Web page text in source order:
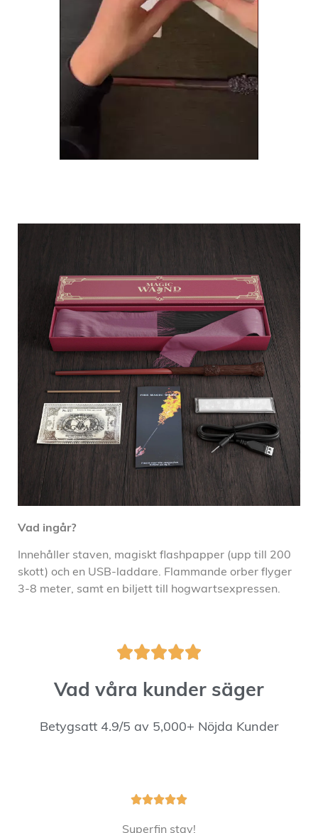
Vad ingår?
Innehåller staven, magiskt flashpapper (upp till 200
skott) och en USB-laddare. Flammande orber flyger
3-8 meter, samt en biljett till hogwartsexpressen.

Vad våra kunder säger
Betygsatt 4.9/5 av 5,000+ Nöjda Kunder

Superfin stav!